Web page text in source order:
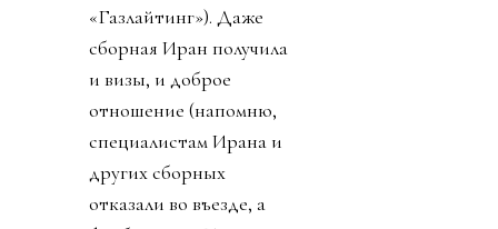
«Газлайтинг»). Даже
сборная Иран получила
и визы, и доброе
отношение (напомню,
специалистам Ирана и
других сборных
отказали во въезде, а